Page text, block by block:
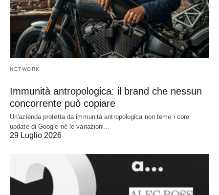
NETWORK
Immunità antropologica: il brand che nessun
concorrente può copiare
Un'azienda protetta da immunità antropologica non teme i core
update di Google né le variazioni…
29 Luglio 2026